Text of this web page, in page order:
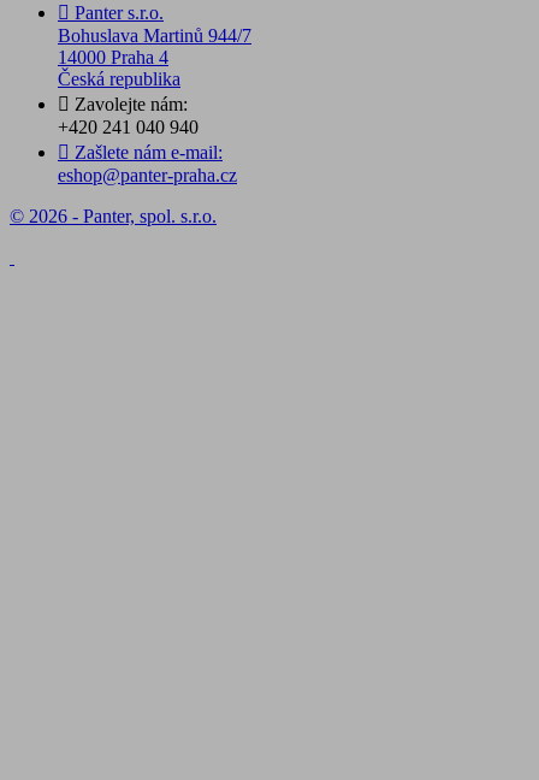
 Panter s.r.o.
Bohuslava Martinů 944/7
14000 Praha 4
Česká republika
 Zavolejte nám:
+420 241 040 940
 Zašlete nám e-mail:
eshop@panter-praha.cz
© 2026 - Panter, spol. s.r.o.